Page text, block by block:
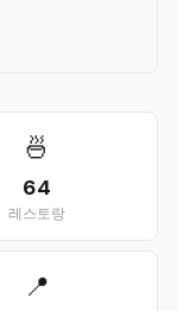
🍜
64
레스토랑
📍